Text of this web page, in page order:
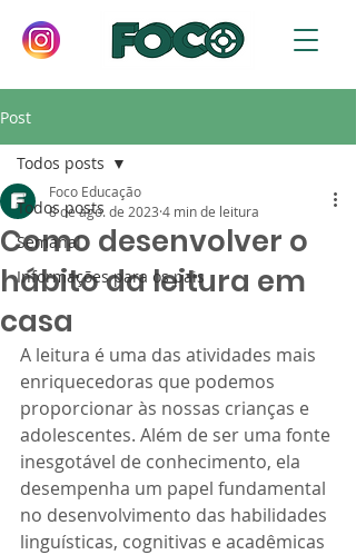
Post
Todos posts
Semanal
Informações para os pais
Todos posts
Como desenvolver o
hábito da leitura em
casa
Foco Educação
8 de ago. de 2023 4 min de leitura
A leitura é uma das atividades mais
enriquecedoras que podemos
proporcionar às nossas crianças e
adolescentes. Além de ser uma fonte
inesgotável de conhecimento, ela
desempenha um papel fundamental
no desenvolvimento das habilidades
linguísticas, cognitivas e acadêmicas